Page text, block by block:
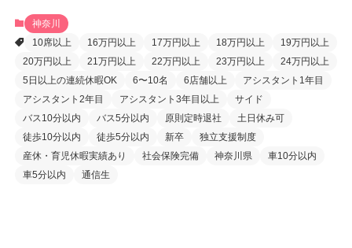
神奈川
10席以上
16万円以上 17万円以上 18万円以上
19万円以上
20万円以上
21万円以上 22万円以上 23万円以上
24万円以上
5日以上の連続休暇OK
6〜10名 6店舗以上
アシスタント1年目
アシスタント2年目
アシスタント3年目以上
サイド
バス10分以内
バス5分以内 原則定時退社
土日休み可
徒歩10分以内
徒歩5分以内 新卒
独立支援制度
産休・育児休暇実績あり
社会保険完備 神奈川県
車10分以内
車5分以内
通信生